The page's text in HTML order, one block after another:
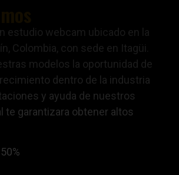
estudio webcam ubicado en la
Colombia, con sede en Itagüi.
modelos la oportunidad de
dentro de la industria
y ayuda de nuestros
te garantizara obtener altos